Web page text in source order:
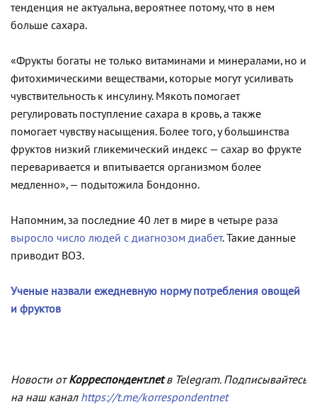
тенденция не актуальна, вероятнее потому, что в нем
больше сахара.
«Фрукты богаты не только витаминами и минералами, но и
фитохимическими веществами, которые могут усиливать
чувствительность к инсулину. Мякоть помогает
регулировать поступление сахара в кровь, а также
помогает чувству насыщения. Более того, у большинства
фруктов низкий гликемический индекс — сахар во фрукте
переваривается и впитывается организмом более
медленно», — подытожила Бондонно.
Напомним, за последние 40 лет в мире в четыре раза
выросло число людей с диагнозом диабет. Такие данные
приводит ВОЗ.
Ученые назвали ежедневную норму потребления овощей
и фруктов
Новости отКорреспондент.netв Telegram. Подписывайтесь
на наш канал https://t.me/korrespondentnet